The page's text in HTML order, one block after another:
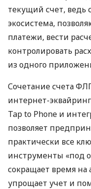
текущий счет, ведь
экосистема,
платежи, вести
контролировать
из одного
Сочетание счета
интернет-
Tap to Phone и
позволяет
практически все
инструменты «под
сокращает время
упрощает учет и